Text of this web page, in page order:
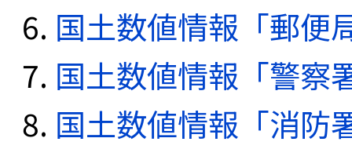
国土数値情報「郵便
国土数値情報「警察
国土数値情報「消防